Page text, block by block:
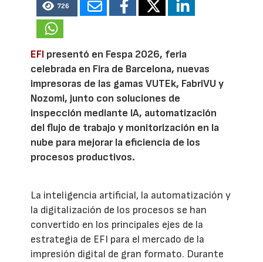
726
EFI presentó en Fespa 2026, feria
celebrada en Fira de Barcelona, nuevas
impresoras de las gamas VUTEk, FabriVU y
Nozomi, junto con soluciones de
inspección mediante IA, automatización
del flujo de trabajo y monitorización en la
nube para mejorar la eficiencia de los
procesos productivos.
La inteligencia artificial, la automatización y
la digitalización de los procesos se han
convertido en los principales ejes de la
estrategia de EFI para el mercado de la
impresión digital de gran formato. Durante